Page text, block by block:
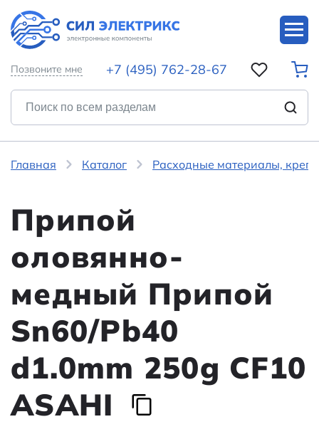
Позвоните мне +7 (495) 762-28-67
Главная Каталог Расходные материалы,
Припой
оловянно-
медный Припой
Sn60/Pb40
d1.0mm 250g CF10
ASAHI